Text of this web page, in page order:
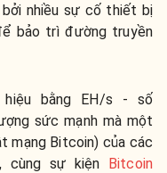
nhiều sự cố thiết bị
bảo trì đường truyền
hiệu bằng EH/s - số
sức mạnh mà một
mạng Bitcoin) của các
cùng sự kiện Bitcoin